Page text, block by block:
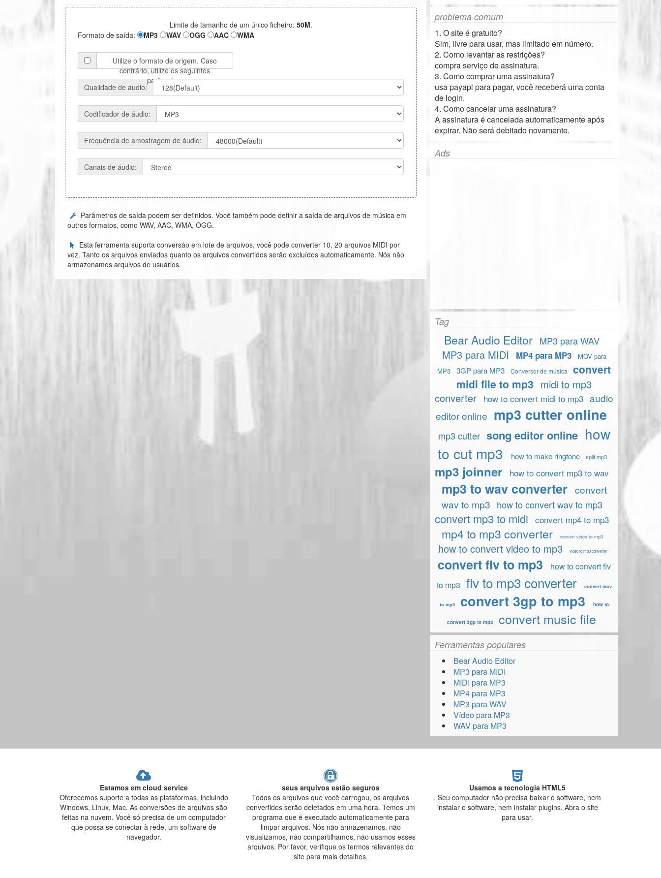
Limite de tamanho de um único ficheiro: 50M.
Formato de saída:
MP3 WAV OGG AAC WMA
Utilize o formato de origem. Caso
contrário, utilize os seguintes
parâmetros
Qualidade de áudio:
Codificador de áudio:
Frequência de amostragem de áudio:
Canais de áudio:
Parâmetros de saída podem ser definidos. Você também pode definir a saída de arquivos de música em
outros formatos, como WAV, AAC, WMA, OGG.
Esta ferramenta suporta conversão em lote de arquivos, você pode converter 10, 20 arquivos MIDI por
vez. Tanto os arquivos enviados quanto os arquivos convertidos serão excluídos automaticamente. Nós não
armazenamos arquivos de usuários.
problema comum
1. O site é gratuito?
Sim, livre para usar, mas limitado em número.
2. Como levantar as restrições?
compra serviço de assinatura.
3. Como comprar uma assinatura?
usa payapl para pagar, você receberá uma conta
de login.
4. Como cancelar uma assinatura?
A assinatura é cancelada automaticamente após
expirar. Não será debitado novamente.
Ads
Tag
Bear Audio Editor MP3 para WAV
MP3 para MIDI MP4 para MP3
MOV para
MP3
3GP para MP3 Conversor de música
convert
midi file to mp3 midi to mp3
converter how to convert midi to mp3 audio
editor online mp3 cutter online
mp3 cutter song editor online how
to cut mp3
how to make ringtone split mp3
mp3 joinner how to convert mp3 to wav
mp3 to wav converter convert
wav to mp3 how to convert wav to mp3
convert mp3 to midi convert mp4 to mp3
mp4 to mp3 converter convert video to mp3
how to convert video to mp3 video to mp3 converter
convert flv to mp3
how to convert flv
to mp3 flv to mp3 converter convert mov
to mp3 convert 3gp to mp3 how to
convert 3gp to mp3 convert music file
Ferramentas populares
Bear Audio Editor
MP3 para MIDI
MIDI para MP3
MP4 para MP3
MP3 para WAV
Vídeo para MP3
WAV para MP3
Estamos em cloud service
Oferecemos suporte a todas as plataformas, incluindo
Windows, Linux, Mac. As conversões de arquivos são
feitas na nuvem. Você só precisa de um computador
que possa se conectar à rede, um software de
navegador.
seus arquivos estão seguros
Todos os arquivos que você carregou, os arquivos
convertidos serão deletados em uma hora. Temos um
programa que é executado automaticamente para
limpar arquivos. Nós não armazenamos, não
visualizamos, não compartilhamos, não usamos esses
arquivos. Por favor, verifique os termos relevantes do
site para mais detalhes.
Usamos a tecnologia HTML5
. Seu computador não precisa baixar o software, nem
instalar o software, nem instalar plugins. Abra o site
para usar.